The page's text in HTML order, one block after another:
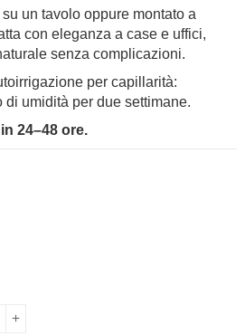
un tavolo oppure montato a
con eleganza a case e uffici,
senza complicazioni.
per capillarità:
umidità per due settimane.
24–48 ore.